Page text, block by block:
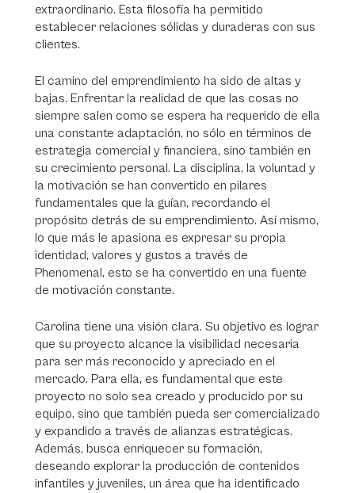
extraordinario. Esta filosofía ha permitido
establecer relaciones sólidas y duraderas con sus
clientes.
El camino del emprendimiento ha sido de altas y
bajas. Enfrentar la realidad de que las cosas no
siempre salen como se espera ha requerido de ella
una constante adaptación, no sólo en términos de
estrategia comercial y financiera, sino también en
su crecimiento personal. La disciplina, la voluntad y
la motivación se han convertido en pilares
fundamentales que la guían, recordando el
propósito detrás de su emprendimiento. Así mismo,
lo que más le apasiona es expresar su propia
identidad, valores y gustos a través de
Phenomenal, esto se ha convertido en una fuente
de motivación constante.
Carolina tiene una visión clara. Su objetivo es lograr
que su proyecto alcance la visibilidad necesaria
para ser más reconocido y apreciado en el
mercado. Para ella, es fundamental que este
proyecto no solo sea creado y producido por su
equipo, sino que también pueda ser comercializado
y expandido a través de alianzas estratégicas.
Además, busca enriquecer su formación,
deseando explorar la producción de contenidos
infantiles y juveniles, un área que ha identificado